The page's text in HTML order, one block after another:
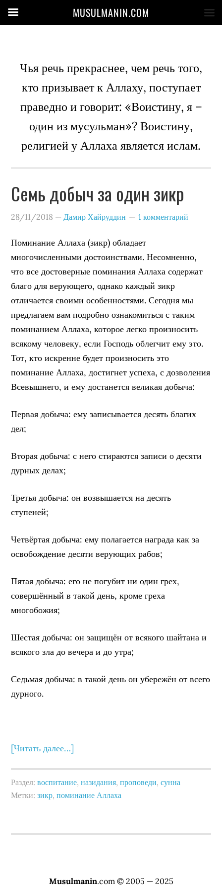
Чья речь прекраснее, чем речь того,
кто призывает к Аллаху, поступает
праведно и говорит: «Воистину, я –
один из мусульман»? Воистину,
религией у Аллаха является ислам.
Семь добыч за один зикр
28/11/2018 —Дамир Хайруддин 1 комментарий
Поминание Аллаха (зикр) обладает
многочисленными достоинствами. Несомненно,
что все достоверные поминания Аллаха содержат
благо для верующего, однако каждый зикр
отличается своими особенностями. Сегодня мы
предлагаем вам подробно ознакомиться с таким
поминанием Аллаха, которое легко произносить
всякому человеку, если Господь облегчит ему это.
Тот, кто искренне будет произносить это
поминание Аллаха, достигнет успеха, с дозволения
Всевышнего, и ему достанется великая добыча:
Первая добыча: ему записывается десять благих
дел;
Вторая добыча: с него стираются записи о десяти
дурных делах;
Третья добыча: он возвышается на десять
ступеней;
Четвёртая добыча: ему полагается награда как за
освобождение десяти верующих рабов;
Пятая добыча: его не погубит ни один грех,
совершённый в такой день, кроме греха
многобожия;
Шестая добыча: он защищён от всякого шайтана и
всякого зла до вечера и до утра;
Седьмая добыча: в такой день он убережён от всего
дурного.
[Читать далее…]
Раздел:воспитание,назидания,проповеди,сунна
Метки:зикр,поминание Аллаха
Musulmanin.com © 2005 — 2025
MUSULMANIN.COM